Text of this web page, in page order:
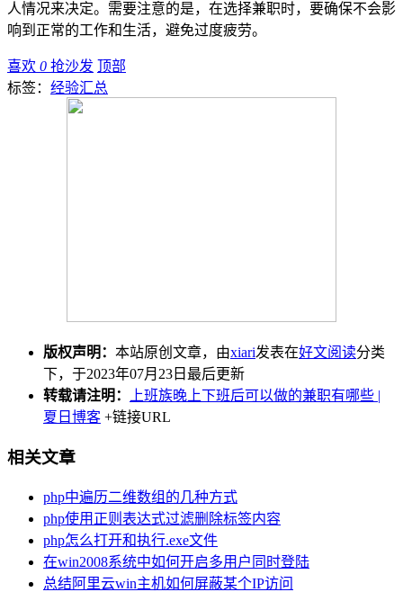
人情况来决定。需要注意的是，在选择兼职时，要确保不会影
响到正常的工作和生活，避免过度疲劳。
喜欢 0 抢沙发 顶部
标签： 经验汇总
版权声明： 本站原创文章，由xiari发表在好文阅读分类
下，于2023年07月23日最后更新
转载请注明：
上班族晚上下班后可以做的兼职有哪些 |
夏日博客 +链接URL
相关文章
php中遍历二维数组的几种方式
php使用正则表达式过滤删除标签内容
php怎么打开和执行.exe文件
在win2008系统中如何开启多用户同时登陆
总结阿里云win主机如何屏蔽某个IP访问